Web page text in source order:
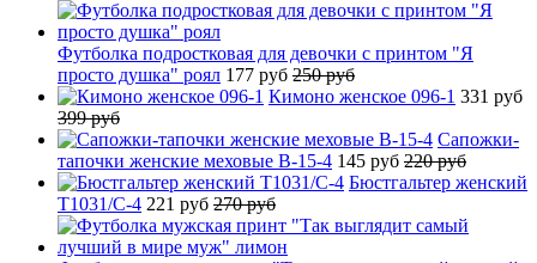
Футболка подростковая для девочки с принтом "Я
просто душка" роял 177 руб 250 руб
Кимоно женское 096-1 331 руб
399 руб
Сапожки-
тапочки женские меховые B-15-4 145 руб 220 руб
Бюстгальтер женский
T1031/C-4 221 руб 270 руб